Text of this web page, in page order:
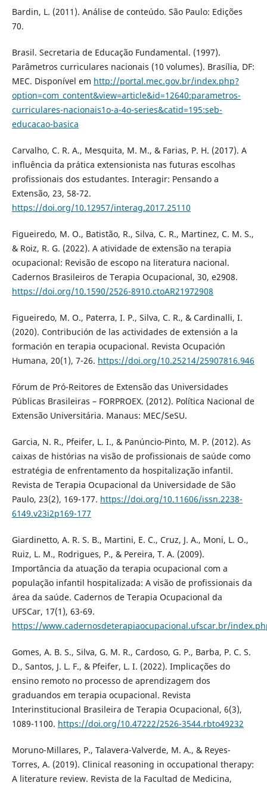
Bardin, L. (2011). Análise de conteúdo. São Paulo: Edições
70.
Brasil. Secretaria de Educação Fundamental. (1997).
Parâmetros curriculares nacionais (10 volumes). Brasília, DF:
MEC. Disponível em http://portal.mec.gov.br/index.php?
option=com_content&view=article&id=12640:parametros-
curriculares-nacionais1o-a-4o-series&catid=195:seb-
educacao-basica
Carvalho, C. R. A., Mesquita, M. M., & Farias, P. H. (2017). A
influência da prática extensionista nas futuras escolhas
profissionais dos estudantes. Interagir: Pensando a
Extensão, 23, 58-72.
https://doi.org/10.12957/interag.2017.25110
Figueiredo, M. O., Batistão, R., Silva, C. R., Martinez, C. M. S.,
& Roiz, R. G. (2022). A atividade de extensão na terapia
ocupacional: Revisão de escopo na literatura nacional.
Cadernos Brasileiros de Terapia Ocupacional, 30, e2908.
https://doi.org/10.1590/2526-8910.ctoAR21972908
Figueiredo, M. O., Paterra, I. P., Silva, C. R., & Cardinalli, I.
(2020). Contribución de las actividades de extensión a la
formación en terapia ocupacional. Revista Ocupación
Humana, 20(1), 7-26. https://doi.org/10.25214/25907816.946
Fórum de Pró-Reitores de Extensão das Universidades
Públicas Brasileiras – FORPROEX. (2012). Política Nacional de
Extensão Universitária. Manaus: MEC/SeSU.
Garcia, N. R., Pfeifer, L. I., & Panúncio-Pinto, M. P. (2012). As
caixas de histórias na visão de profissionais de saúde como
estratégia de enfrentamento da hospitalização infantil.
Revista de Terapia Ocupacional da Universidade de São
Paulo, 23(2), 169-177. https://doi.org/10.11606/issn.2238-
6149.v23i2p169-177
Giardinetto, A. R. S. B., Martini, E. C., Cruz, J. A., Moni, L. O.,
Ruiz, L. M., Rodrigues, P., & Pereira, T. A. (2009).
Importância da atuação da terapia ocupacional com a
população infantil hospitalizada: A visão de profissionais da
área da saúde. Cadernos de Terapia Ocupacional da
UFSCar, 17(1), 63-69.
https://www.cadernosdeterapiaocupacional.ufscar.br/
Gomes, A. B. S., Silva, G. M. R., Cardoso, G. P., Barba, P. C. S.
D., Santos, J. L. F., & Pfeifer, L. I. (2022). Implicações do
ensino remoto no processo de aprendizagem dos
graduandos em terapia ocupacional. Revista
Interinstitucional Brasileira de Terapia Ocupacional, 6(3),
1089-1100. https://doi.org/10.47222/2526-3544.rbto49232
Moruno-Millares, P., Talavera-Valverde, M. A., & Reyes-
Torres, A. (2019). Clinical reasoning in occupational therapy:
A literature review. Revista de la Facultad de Medicina,